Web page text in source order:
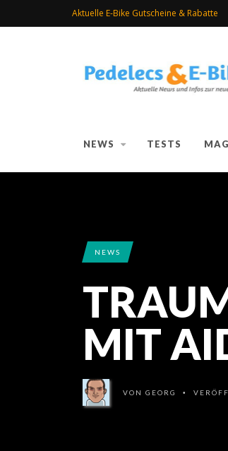
Aktuelle E-Bike Gutscheine & Rabatte
NEWS TESTS
NEWS
MIT
VON GEORG •